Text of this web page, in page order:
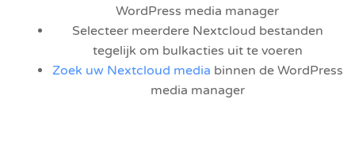
WordPress media manager
Selecteer meerdere Nextcloud bestanden
tegelijk om bulkacties uit te voeren
Zoek uw Nextcloud media binnen de WordPress
media manager